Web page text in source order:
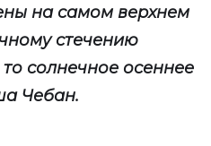
на самом верхнем
стечению
солнечное осеннее
Чебан.